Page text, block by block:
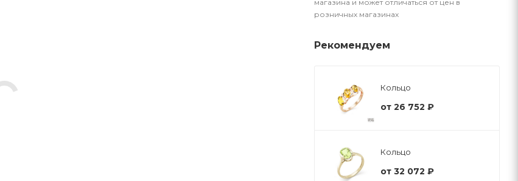
магазина и может отличаться от цен в
розничных магазинах
Рекомендуем
Кольцо
от 26 752 ₽
Кольцо
от 32 072 ₽